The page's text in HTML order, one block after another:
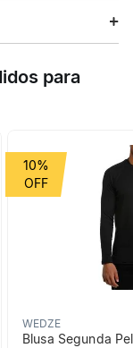
de
cotoveleiras e
para
WEDZE
Blusa Segunda
10%